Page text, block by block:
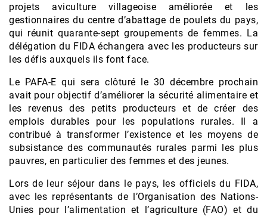
projets aviculture villageoise améliorée et les
gestionnaires du centre d’abattage de poulets du pays,
qui réunit quarante-sept groupements de femmes. La
délégation du FIDA échangera avec les producteurs sur
les défis auxquels ils font face.
Le PAFA-E qui sera clôturé le 30 décembre prochain
avait pour objectif d’améliorer la sécurité alimentaire et
les revenus des petits producteurs et de créer des
emplois durables pour les populations rurales. Il a
contribué à transformer l’existence et les moyens de
subsistance des communautés rurales parmi les plus
pauvres, en particulier des femmes et des jeunes.
Lors de leur séjour dans le pays, les officiels du FIDA,
avec les représentants de l’Organisation des Nations-
Unies pour l’alimentation et l’agriculture (FAO) et du